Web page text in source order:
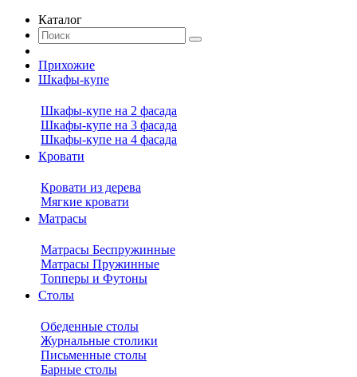
Каталог
Прихожие
Шкафы-купе
Шкафы-купе на 2 фасада
Шкафы-купе на 3 фасада
Шкафы-купе на 4 фасада
Кровати
Кровати из дерева
Мягкие кровати
Матрасы
Матрасы Беспружинные
Матрасы Пружинные
Топперы и Футоны
Столы
Обеденные столы
Журнальные столики
Письменные столы
Барные столы